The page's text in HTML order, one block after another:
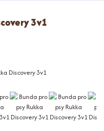
3v1